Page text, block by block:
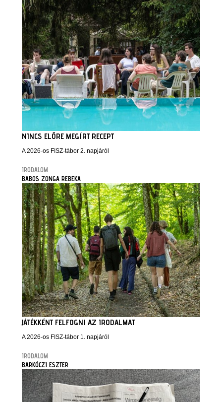
NINCS ELŐRE MEGÍRT RECEPT
A 2026-os FISZ-tábor 2. napjáról
IRODALOM
BABOS ZONGA REBEKA
JÁTÉKKÉNT FELFOGNI AZ IRODALMAT
A 2026-os FISZ-tábor 1. napjáról
IRODALOM
BARKÓCZI ESZTER